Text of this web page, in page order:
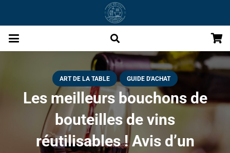
ART DE LA TABLE GUIDE D'ACHAT
Les meilleurs bouchons de
bouteilles de vins
réutilisables ! Avis d’un